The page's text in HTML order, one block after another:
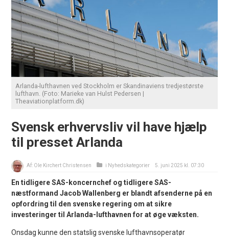
Arlanda-lufthavnen ved Stockholm er Skandinaviens tredjestørste
lufthavn. (Foto: Marieke van Hulst Pedersen |
Theaviationplatform.dk)
Svensk erhvervsliv vil have hjælp
til presset Arlanda
Af: Ole Kirchert Christensen i Nyhedskategorier 5. juni 2025 kl. 07:30
En tidligere SAS-koncernchef og tidligere SAS-
næstformand Jacob Wallenberg er blandt afsenderne på en
opfordring til den svenske regering om at sikre
investeringer til Arlanda-lufthavnen for at øge væksten.
Onsdag kunne den statslig svenske lufthavnsoperatør